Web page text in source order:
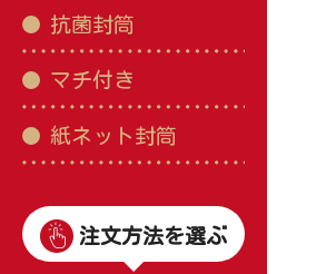
抗菌封筒
マチ付き
紙ネット封筒
注文方法を選ぶ